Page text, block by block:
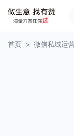
首页 > 微信私域运